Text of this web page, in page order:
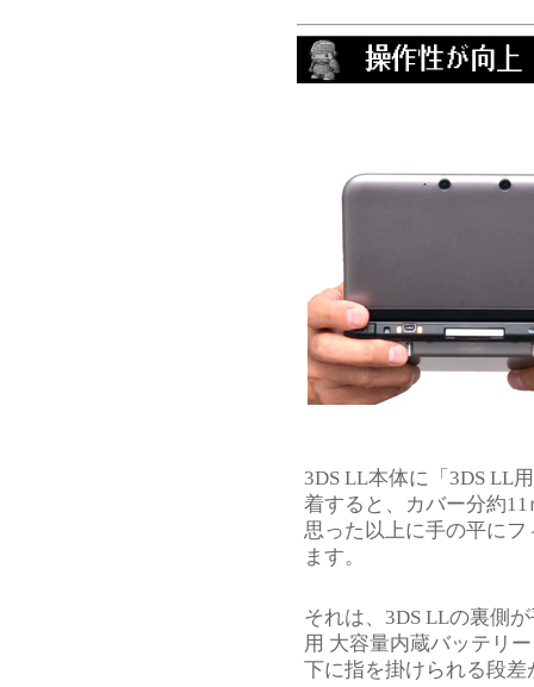
3DS LL本体に「3DS LL
着すると、カバー分約
思った以上に手の平に
ます。
それは、3DS LLの裏側
用 大容量内蔵バッテリ
下に指を掛けられる段